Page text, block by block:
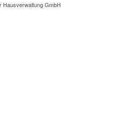
Hausverwaltung GmbH